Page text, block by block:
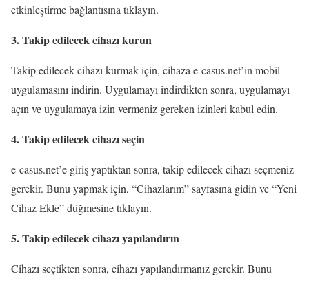
etkinleştirme bağlantısına tıklayın.
3. Takip edilecek cihazı kurun
Takip edilecek cihazı kurmak için, cihaza e-casus.net’in mobil
uygulamasını indirin. Uygulamayı indirdikten sonra, uygulamayı
açın ve uygulamaya izin vermeniz gereken izinleri kabul edin.
4. Takip edilecek cihazı seçin
e-casus.net’e giriş yaptıktan sonra, takip edilecek cihazı seçmeniz
gerekir. Bunu yapmak için, “Cihazlarım” sayfasına gidin ve “Yeni
Cihaz Ekle” düğmesine tıklayın.
5. Takip edilecek cihazı yapılandırın
Cihazı seçtikten sonra, cihazı yapılandırmanız gerekir. Bunu